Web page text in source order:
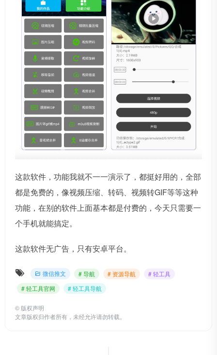
这款软件，功能我就不一一演示了，都挺好用的，全部
都是免费的，像视频压缩、转码、视频转GIF等等这种
功能，在别的软件上面基本都是付费的，今天只需要一
个手机就能搞定。
这款软件无广告，只有安卓平台。
微信推文 # 导航 # 资源导航
# 轻工具
# 轻工具官网
# 轻工具导航
© 版权声明
文章版权归作者所有，未经允许请勿转载。